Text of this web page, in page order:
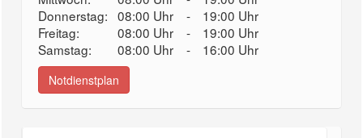
Donnerstag: 08:00 Uhr -
19:00 Uhr
Freitag:
08:00 Uhr -
19:00 Uhr
Samstag:
08:00 Uhr - 16:00 Uhr
Notdienstplan